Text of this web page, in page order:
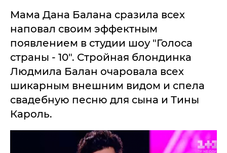
Мама Дана Балана сразила всех
наповал своим эффектным
появлением в студии шоу "Голоса
страны - 10". Стройная блондинка
Людмила Балан очаровала всех
шикарным внешним видом и спела
свадебную песню для сына и Тины
Кароль.